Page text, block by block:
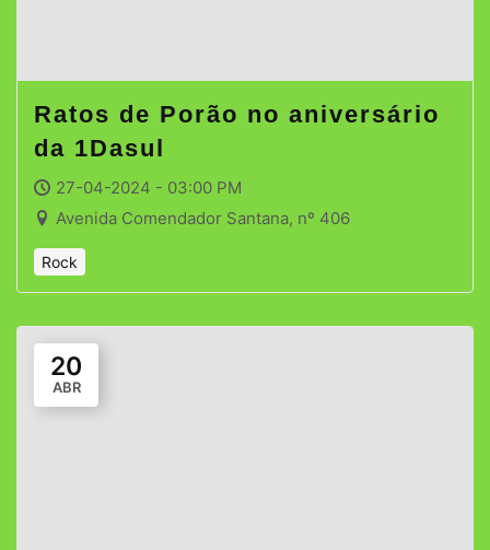
Ratos de Porão no aniversário
da 1Dasul
27-04-2024 - 03:00 PM
Avenida Comendador Santana, nº 406
Rock
20
ABR